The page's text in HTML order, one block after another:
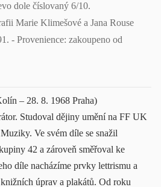
dole číslovaný 6/10.
Marie Klimešové a Jana Rouse
- Provenience: zakoupeno od
– 28. 8. 1968 Praha)
Studoval dějiny umění na FF UK
Ve svém díle se snažil
42 a zároveň směřoval ke
díle nacházíme prvky lettrismu a
úprav a plakátů. Od roku